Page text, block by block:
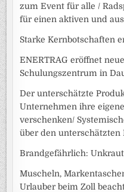
zum Event für alle /
für einen aktiven und
Starke Kernbotschaften
ENERTRAG eröffnet
Schulungszentrum in
Der unterschätzte
Unternehmen ihre
verschenken/
über den unterschätzten
Brandgefährlich:
Muscheln,
Urlauber beim Zoll